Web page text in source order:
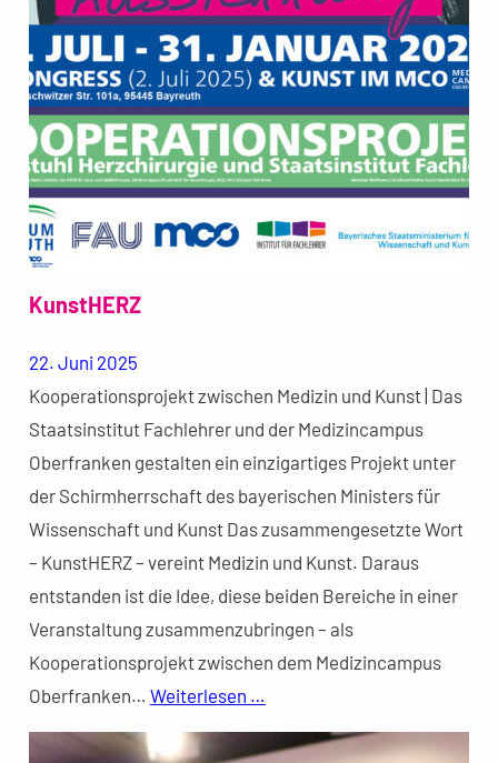
KunstHERZ
22. Juni 2025
Kooperationsprojekt zwischen Medizin und Kunst | Das
Staatsinstitut Fachlehrer und der Medizincampus
Oberfranken gestalten ein einzigartiges Projekt unter
der Schirmherrschaft des bayerischen Ministers für
Wissenschaft und Kunst Das zusammengesetzte Wort
– KunstHERZ – vereint Medizin und Kunst. Daraus
entstanden ist die Idee, diese beiden Bereiche in einer
Veranstaltung zusammenzubringen – als
Kooperationsprojekt zwischen dem Medizincampus
Oberfranken… Weiterlesen …